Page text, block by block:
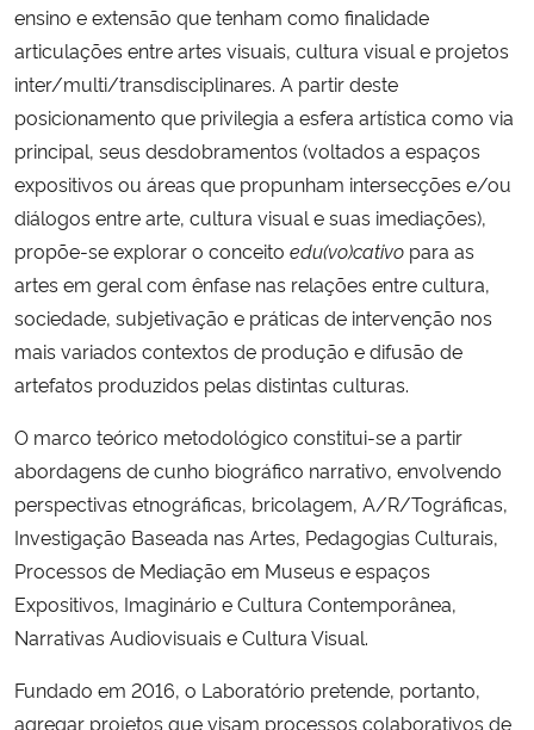
Ministério da Saúde
Ministério de Minas e Energia
Ministério da Ciência, Tecnologia, Inovações e Comunicações
Ministério do Meio Ambiente
Ministério do Turismo
Ministério do Desenvolvimento Regional
Ministério da Mulher, da Família e dos Direitos Humanos
Secretaria-Geral
Secretaria de Governo
Advocacia-Geral da União
ensino e extensão que tenham como finalidade
articulações entre artes visuais, cultura visual e projetos
inter/multi/transdisciplinares. A partir deste
posicionamento que privilegia a esfera artística como via
principal, seus desdobramentos (voltados a espaços
expositivos ou áreas que propunham intersecções e/ou
diálogos entre arte, cultura visual e suas imediações),
propõe-se explorar o conceito edu(vo)cativo para as
artes em geral com ênfase nas relações entre cultura,
sociedade, subjetivação e práticas de intervenção nos
mais variados contextos de produção e difusão de
artefatos produzidos pelas distintas culturas.
O marco teórico metodológico constitui-se a partir
abordagens de cunho biográfico narrativo, envolvendo
perspectivas etnográficas, bricolagem, A/R/Tográficas,
Investigação Baseada nas Artes, Pedagogias Culturais,
Processos de Mediação em Museus e espaços
Expositivos, Imaginário e Cultura Contemporânea,
Narrativas Audiovisuais e Cultura Visual.
Fundado em 2016, o Laboratório pretende, portanto,
agregar projetos que visam processos colaborativos de